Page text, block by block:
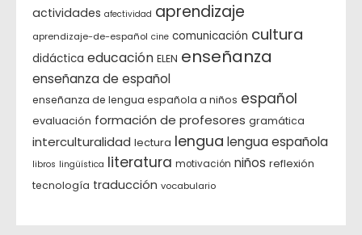
actividades afectividad aprendizaje
aprendizaje-de-español cine comunicación cultura
didáctica educación ELEN enseñanza
enseñanza de español
enseñanza de lengua española a niños español
evaluación formación de profesores gramática
interculturalidad lectura lengua lengua española
libros lingüística literatura motivación niños reflexión
tecnología traducción vocabulario